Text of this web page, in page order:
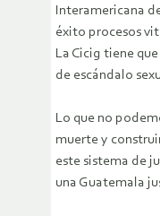
Interamericana
éxito procesos
La Cicig tiene
de escándalo
Lo que no
muerte y
este sistema de
una Guatemala